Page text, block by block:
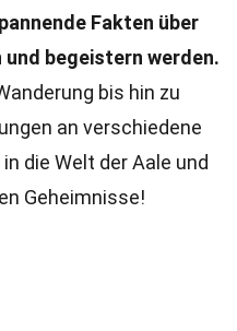
Fakten über
begeistern werden.
bis hin zu
an verschiedene
die Welt der Aale und
Geheimnisse!